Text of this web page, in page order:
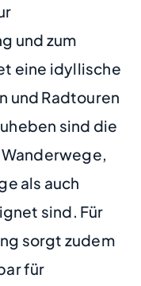
und zum
eine idyllische
und Radtouren
sind die
als auch
sind. Für
sorgt zudem
für